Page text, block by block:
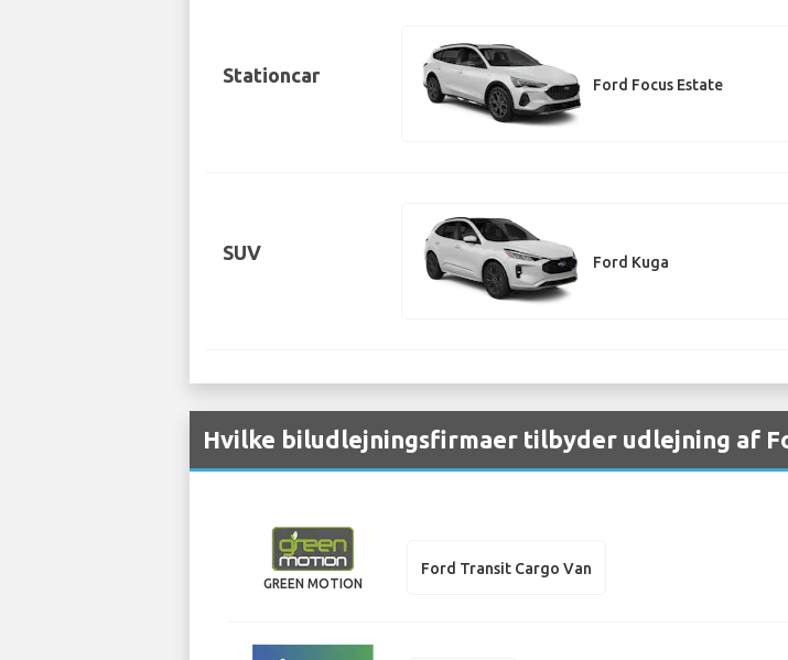
Stationcar Ford Focus Estate
SUV Ford Kuga
Hvilke biludlejningsfirmaer tilbyder udlejning af
GREEN MOTION
Ford Transit Cargo Van